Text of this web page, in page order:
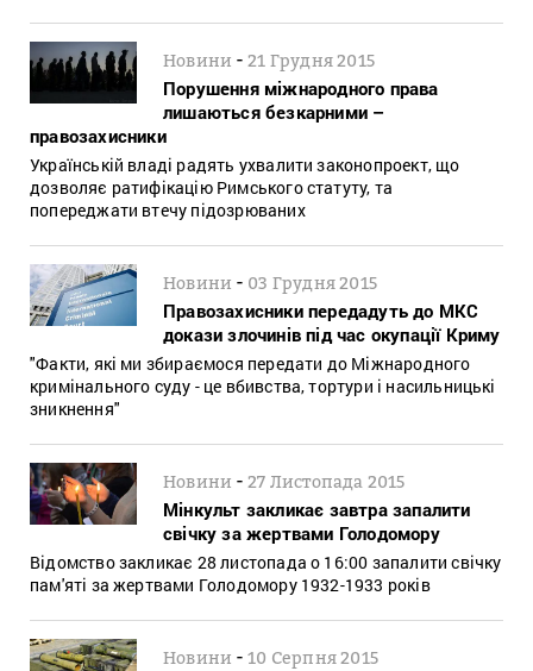
Новини -21 Грудня 2015
Порушення міжнародного права
лишаються безкарними –
правозахисники
Українській владі радять ухвалити законопроект, що
дозволяє ратифікацію Римського статуту, та
попереджати втечу підозрюваних
Новини - 03 Грудня 2015
Правозахисники передадуть до МКС
докази злочинів під час окупації Криму
"Факти, які ми збираємося передати до Міжнародного
кримінального суду - це вбивства, тортури і насильницькі
зникнення"
Новини -27 Листопада 2015
Мінкульт закликає завтра запалити
свічку за жертвами Голодомору
Відомство закликає 28 листопада о 16:00 запалити свічку
пам'яті за жертвами Голодомору 1932-1933 років
Новини -10 Серпня 2015